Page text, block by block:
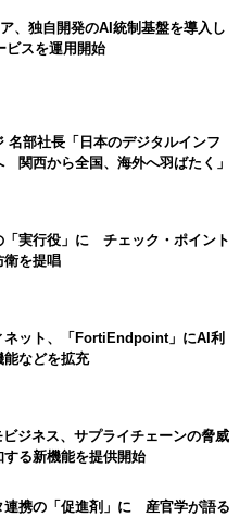
、独自開発のAI統制基盤を導入し
ビスを運用開始
名部社長「日本のデジタルインフ
関西から全国、海外へ羽ばたく」
「実行役」に チェック・ポイント
衛を提唱
ネット、「FortiEndpoint」にAI利
能などを拡充
ビジネス、サプライチェーンの脅威
する新機能を提供開始
連携の「促進剤」に 産官学が語る